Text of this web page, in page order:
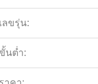
เลขรุ่น:
ขั้นต่ำ: